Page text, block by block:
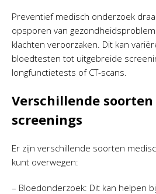
Preventief medisch onderzoek
opsporen van
klachten veroorzaken. Dit kan
bloedtesten tot uitgebreide
longfunctietests of CT-scans.
Verschillende
screenings
Er zijn verschillende soorten
kunt overwegen:
– Bloedonderzoek: Dit kan helpen